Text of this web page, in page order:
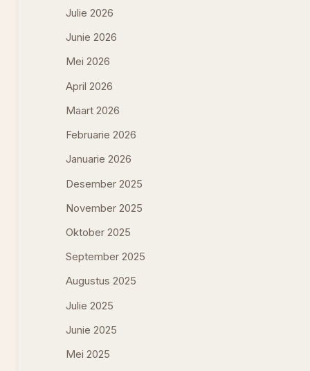
Julie 2026
Junie 2026
Mei 2026
April 2026
Maart 2026
Februarie 2026
Januarie 2026
Desember 2025
November 2025
Oktober 2025
September 2025
Augustus 2025
Julie 2025
Junie 2025
Mei 2025